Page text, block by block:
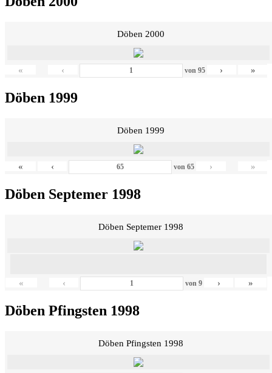
Döben 2000
« ‹ von 95 › »
Döben 1999
Döben 1999
« ‹ von65 › »
Döben Septemer 1998
Döben Septemer 1998
« ‹ von9 › »
Döben Pfingsten 1998
Döben Pfingsten 1998